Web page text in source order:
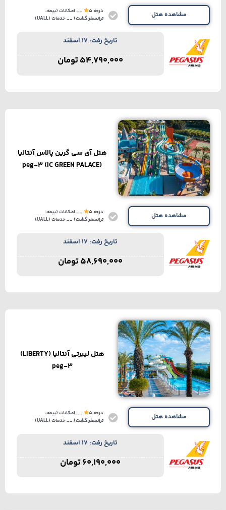
مشاهده هتل درجه 5
__ امکانات (بیمه،
ترانسفر،گشت) __ خدمات (UALL)
تاریخ رفت: 17 اسفند
54,790,000تومان
هتل آی سی گرین پالاس آنتالیا
(IC GREEN PALACE) peg-3
مشاهده هتل درجه 5
__ امکانات (بیمه،
ترانسفر،گشت) __ خدمات (UALL)
تاریخ رفت: 17 اسفند
58,690,000تومان
هتل لیبرتی آنتالیا (LIBERTY)
peg-3
مشاهده هتل درجه 5
__ امکانات (بیمه،
ترانسفر،گشت) __ خدمات (UALL)
تاریخ رفت: 17 اسفند
60,190,000تومان